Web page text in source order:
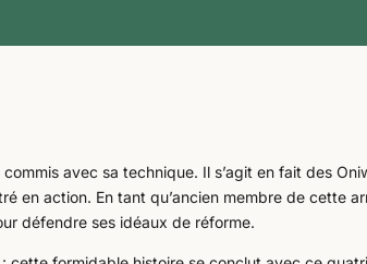
avec sa technique. Il s’agit en fait des
en action. En tant qu’ancien membre de cette
défendre ses idéaux de réforme.